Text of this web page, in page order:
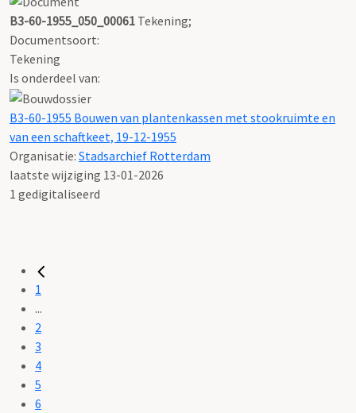
B3-60-1955_050_00061 Tekening;
Documentsoort:
Tekening
Is onderdeel van:
B3-60-1955 Bouwen van plantenkassen met stookruimte en
van een schaftkeet, 19-12-1955
Organisatie: Stadsarchief Rotterdam
laatste wijziging 13-01-2026
1 gedigitaliseerd
1
...
2
3
4
5
6